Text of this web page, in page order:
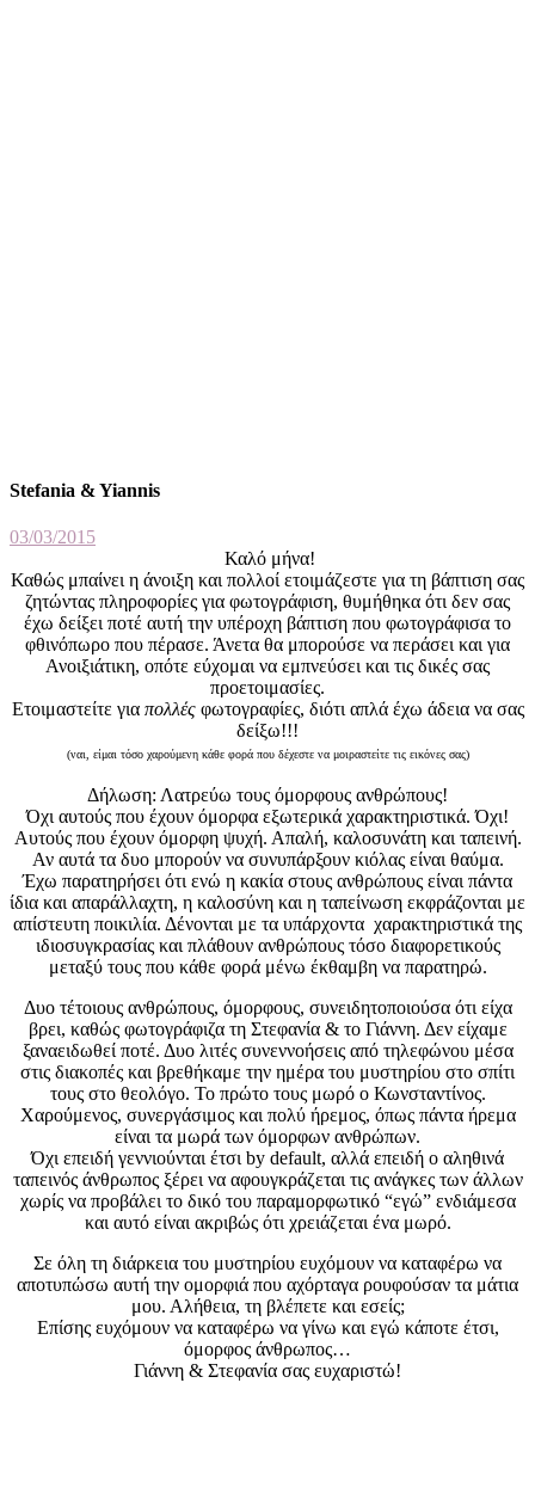
Stefania & Yiannis
03/03/2015
Καλό μήνα!
Καθώς μπαίνει η άνοιξη και πολλοί ετοιμάζεστε για τη βάπτιση σας
ζητώντας πληροφορίες για φωτογράφιση, θυμήθηκα ότι δεν σας
έχω δείξει ποτέ αυτή την υπέροχη βάπτιση που φωτογράφισα το
φθινόπωρο που πέρασε. Άνετα θα μπορούσε να περάσει και για
Ανοιξιάτικη, οπότε εύχομαι να εμπνεύσει και τις δικές σας
προετοιμασίες.
Ετοιμαστείτε για πολλέςφωτογραφίες, διότι απλά έχω άδεια να σας
δείξω!!!
(ναι, είμαι τόσο χαρούμενη κάθε φορά που δέχεστε να μοιραστείτε τις εικόνες σας)
Δήλωση: Λατρεύω τους όμορφους ανθρώπους!
Όχι αυτούς που έχουν όμορφα εξωτερικά χαρακτηριστικά. Όχι!
Αυτούς που έχουν όμορφη ψυχή. Απαλή, καλοσυνάτη και ταπεινή.
Αν αυτά τα δυο μπορούν να συνυπάρξουν κιόλας είναι θαύμα.
Έχω παρατηρήσει ότι ενώ η κακία στους ανθρώπους είναι πάντα
ίδια και απαράλλαχτη, η καλοσύνη και η ταπείνωση εκφράζονται με
απίστευτη ποικιλία. Δένονται με τα υπάρχοντα χαρακτηριστικά της
ιδιοσυγκρασίας και πλάθουν ανθρώπους τόσο διαφορετικούς
μεταξύ τους που κάθε φορά μένω έκθαμβη να παρατηρώ.
Δυο τέτοιους ανθρώπους, όμορφους, συνειδητοποιούσα ότι είχα
βρει, καθώς φωτογράφιζα τη Στεφανία & το Γιάννη. Δεν είχαμε
ξαναειδωθεί ποτέ. Δυο λιτές συνεννοήσεις από τηλεφώνου μέσα
στις διακοπές και βρεθήκαμε την ημέρα του μυστηρίου στο σπίτι
τους στο θεολόγο. Το πρώτο τους μωρό ο Κωνσταντίνος.
Χαρούμενος, συνεργάσιμος και πολύ ήρεμος, όπως πάντα ήρεμα
είναι τα μωρά των όμορφων ανθρώπων.
Όχι επειδή γεννιούνται έτσι by default, αλλά επειδή ο αληθινά
ταπεινός άνθρωπος ξέρει να αφουγκράζεται τις ανάγκες των άλλων
χωρίς να προβάλει το δικό του παραμορφωτικό “εγώ” ενδιάμεσα
και αυτό είναι ακριβώς ότι χρειάζεται ένα μωρό.
Σε όλη τη διάρκεια του μυστηρίου ευχόμουν να καταφέρω να
αποτυπώσω αυτή την ομορφιά που αχόρταγα ρουφούσαν τα μάτια
μου. Αλήθεια, τη βλέπετε και εσείς;
Επίσης ευχόμουν να καταφέρω να γίνω και εγώ κάποτε έτσι,
όμορφος άνθρωπος…
Γιάννη & Στεφανία σας ευχαριστώ!